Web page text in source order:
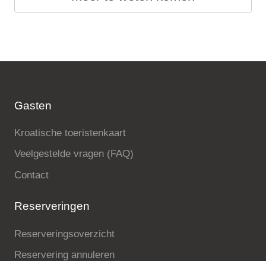
Gasten
Kroatische toeristenkaart
Veelgestelde vragen (FAQ)
Contact
Reserveringen
Reserveringsoverzicht
Reservering annuleren